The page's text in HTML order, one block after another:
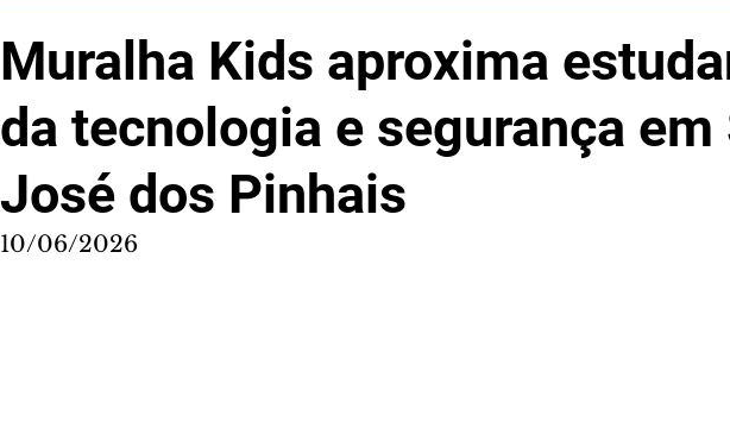
Muralha Kids aproxima
da tecnologia e segurança em
José dos Pinhais
10/06/2026